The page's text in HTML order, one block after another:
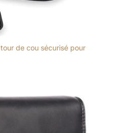
vous allez.
de cou sécurisé pour